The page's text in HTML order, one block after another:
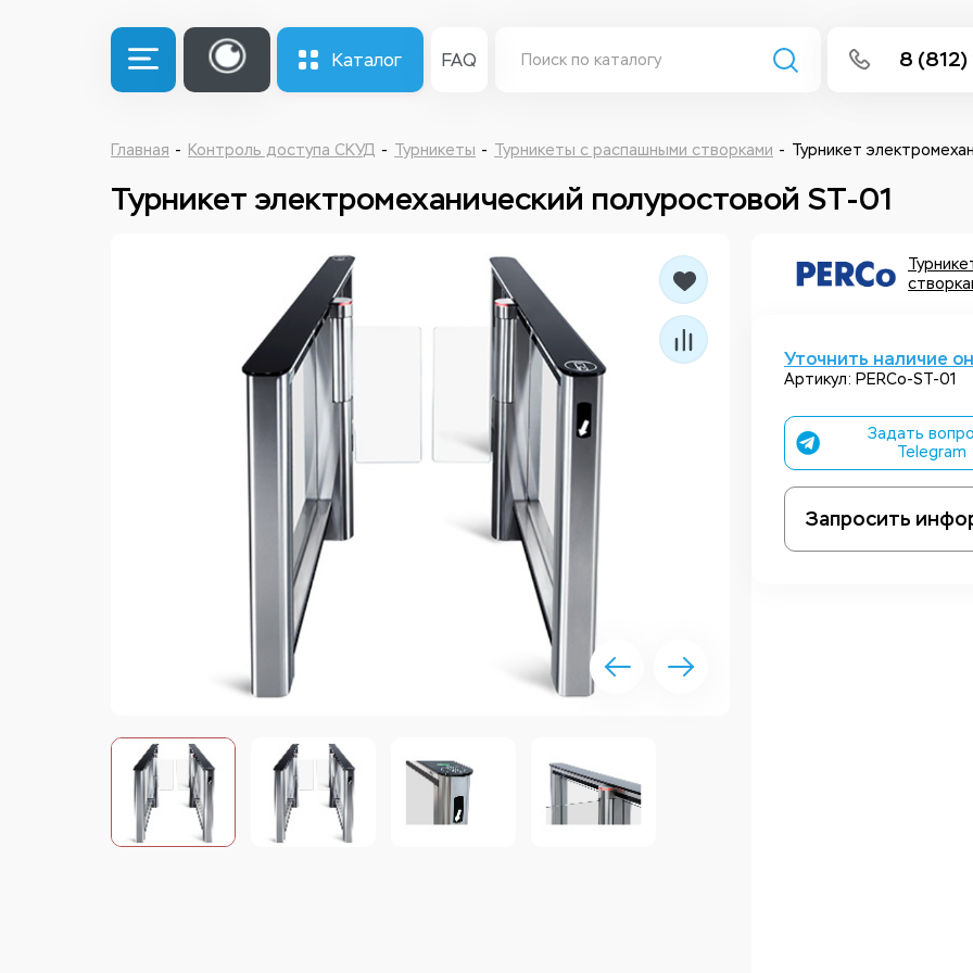
Каталог FAQ 8 (812)
Написать
Главная Контроль доступа СКУД Турникеты Турникеты с распашными створками Турникет
Турникет электромеханический полуростовой ST-01
Уточнить наличие
Артикул: PERCo-ST-01
Задать
Telegram
Запросить